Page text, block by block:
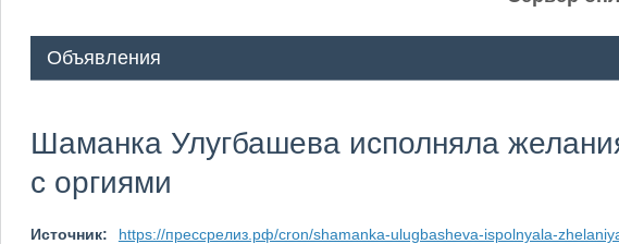
Объявления
Шаманка Улугбашева исполняла
с оргиями
Источник:
https://прессрелиз.рф/cron/shamanka-ulugbasheva-ispolnyala-